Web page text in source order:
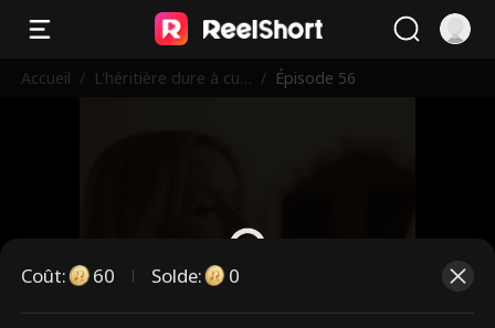
Accueil / L'héritière dure à cuir / Épisode 56
Coût: 60 Solde: 0